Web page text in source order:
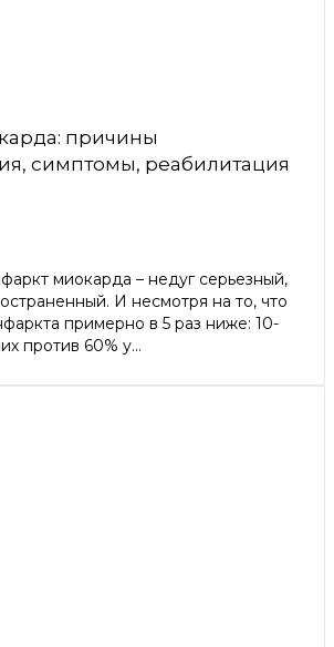
причины
симптомы, реабилитация
миокарда – недуг серьезный,
И несмотря на то, что
примерно в 5 раз ниже: 10-
против 60% у...